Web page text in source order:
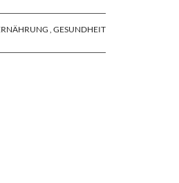
, GESUNDHEIT